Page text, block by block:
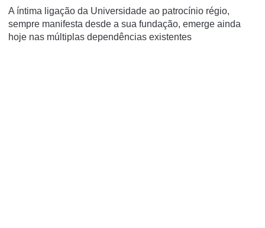
A íntima ligação da Universidade ao patrocínio régio,
sempre manifesta desde a sua fundação, emerge ainda
hoje nas múltiplas dependências existentes